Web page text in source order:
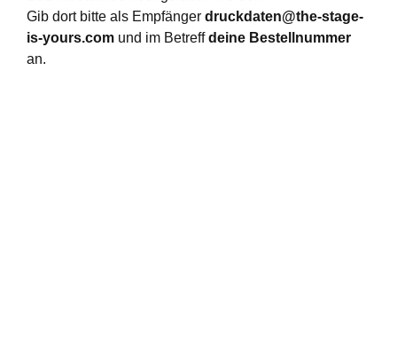
Gib dort bitte als Empfänger druckdaten@the-stage-
is-yours.com und im Betreffdeine Bestellnummer
an.